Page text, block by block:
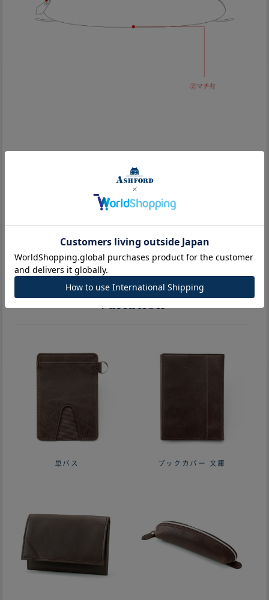
ご注文の前にご確認ください。
ー環境により、実際の色の見え方と多少の差異がございま
す。予めご了承ください。
単パス ブックカバー 文庫